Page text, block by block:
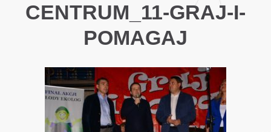
CENTRUM_11-GRAJ-I-
POMAGAJ